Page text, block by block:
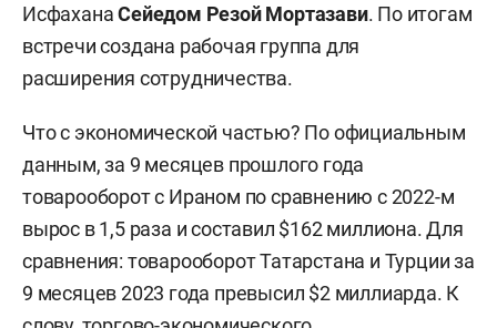
ИсфаханаСейедом Резой Мортазави. По итогам
встречи создана рабочая группа для
расширения сотрудничества.
Что с экономической частью? По официальным
данным, за 9 месяцев прошлого года
товарооборот с Ираном по сравнению с 2022-м
вырос в 1,5 раза и составил $162 миллиона. Для
сравнения: товарооборот Татарстана и Турции за
9 месяцев 2023 года превысил $2 миллиарда. К